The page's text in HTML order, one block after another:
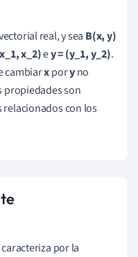
real, y sea B(x, y)
x_2)ey = (y_1, y_2).
cambiarxporyno
propiedades son
con los
por la